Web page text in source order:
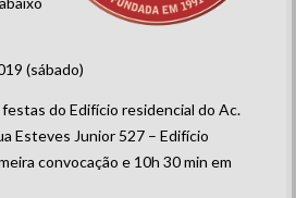
(sábado)
festas do Edifício residencial do Ac.
Esteves Junior 527 – Edifício
convocação e 10h 30 min em